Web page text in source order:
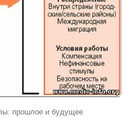
прошлое и будущее